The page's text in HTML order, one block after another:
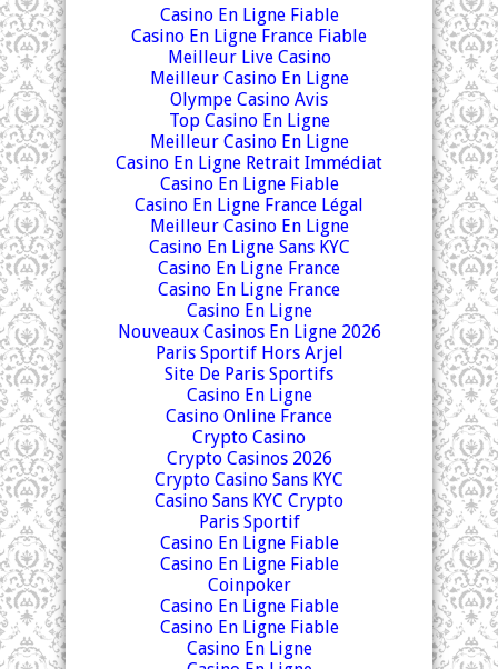
Casino En Ligne Fiable
Casino En Ligne France Fiable
Meilleur Live Casino
Meilleur Casino En Ligne
Olympe Casino Avis
Top Casino En Ligne
Meilleur Casino En Ligne
Casino En Ligne Retrait Immédiat
Casino En Ligne Fiable
Casino En Ligne France Légal
Meilleur Casino En Ligne
Casino En Ligne Sans KYC
Casino En Ligne France
Casino En Ligne France
Casino En Ligne
Nouveaux Casinos En Ligne 2026
Paris Sportif Hors Arjel
Site De Paris Sportifs
Casino En Ligne
Casino Online France
Crypto Casino
Crypto Casinos 2026
Crypto Casino Sans KYC
Casino Sans KYC Crypto
Paris Sportif
Casino En Ligne Fiable
Casino En Ligne Fiable
Coinpoker
Casino En Ligne Fiable
Casino En Ligne Fiable
Casino En Ligne